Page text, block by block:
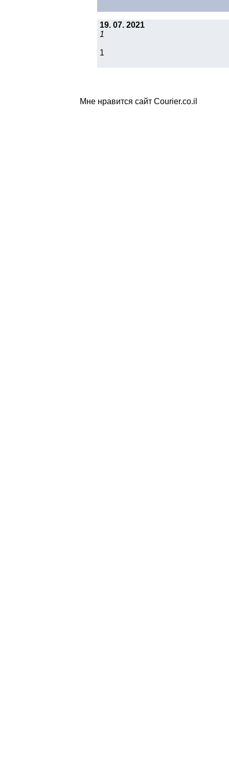
19. 07. 2021
1
1
Мне нравится сайт Courier.co.il